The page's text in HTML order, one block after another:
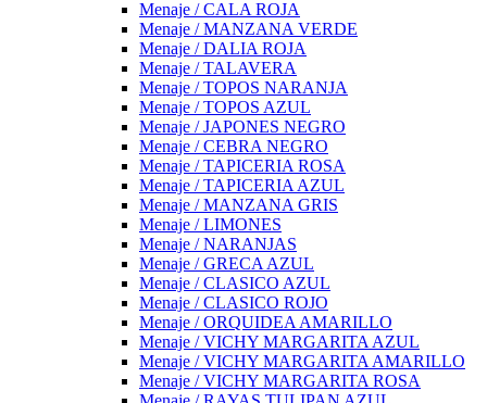
Menaje / CALA ROJA
Menaje / MANZANA VERDE
Menaje / DALIA ROJA
Menaje / TALAVERA
Menaje / TOPOS NARANJA
Menaje / TOPOS AZUL
Menaje / JAPONES NEGRO
Menaje / CEBRA NEGRO
Menaje / TAPICERIA ROSA
Menaje / TAPICERIA AZUL
Menaje / MANZANA GRIS
Menaje / LIMONES
Menaje / NARANJAS
Menaje / GRECA AZUL
Menaje / CLASICO AZUL
Menaje / CLASICO ROJO
Menaje / ORQUIDEA AMARILLO
Menaje / VICHY MARGARITA AZUL
Menaje / VICHY MARGARITA AMARILLO
Menaje / VICHY MARGARITA ROSA